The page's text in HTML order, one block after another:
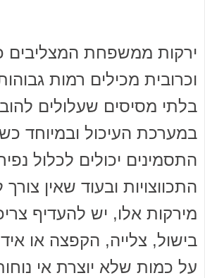
ירקות ממשפחת המצליבים
וכרובית מכילים רמות
בלתי מסיסים שעלולים
במערכת העיכול ובמיוחד
התסמינים יכולים לכלול
התכווצויות ובעוד שאין
מירקות אלו, יש להעדיף
בישול, צלייה, הקפצה או
על כמות שלא יוצרת אי